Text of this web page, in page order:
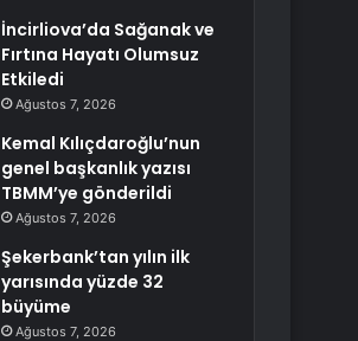
İncirliova’da Sağanak ve
Fırtına Hayatı Olumsuz
Etkiledi
Ağustos 7, 2026
Kemal Kılıçdaroğlu’nun
genel başkanlık yazısı
TBMM’ye gönderildi
Ağustos 7, 2026
Şekerbank’tan yılın ilk
yarısında yüzde 32
büyüme
Ağustos 7, 2026